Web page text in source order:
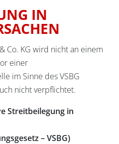
IN
Co. KG wird nicht an einem
einer
im Sinne des VSBG
nicht verpflichtet.
Streitbeilegung in
– VSBG)